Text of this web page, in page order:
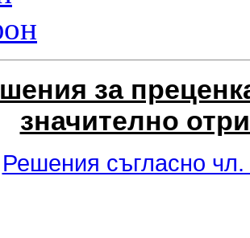
за
значително
Решения съгласно